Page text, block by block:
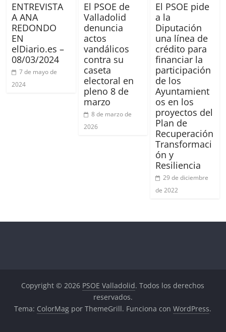
ENTREVISTA
A ANA
REDONDO
EN
elDiario.es –
08/03/2024
7 de mayo de
2024
El PSOE de
Valladolid
denuncia
actos
vandálicos
contra su
caseta
electoral en
pleno 8 de
marzo
8 de marzo de
2026
El PSOE pide
a la
Diputación
una línea de
crédito para
financiar la
participación
de los
Ayuntamient
os en los
proyectos del
Plan de
Recuperación
Transformaci
ón y
Resiliencia
29 de diciembre
de 2022
Copyright © 2026 PSOE Valladolid. Todos los derechos
reservados.
Tema: ColorMag por ThemeGrill. Funciona conWordPress.